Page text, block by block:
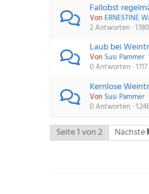
Fallobst
Von ERNESTINE
2 Antworten ·
Laub bei
Von Susi Pammer
0 Antworten ·
Kernlose
Von Susi Pammer
0 Antworten ·
Seite 1 von 2 Nächste